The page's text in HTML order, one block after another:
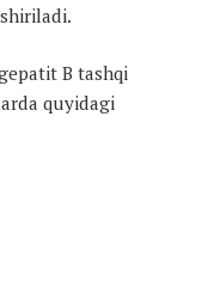
B tashqi
quyidagi